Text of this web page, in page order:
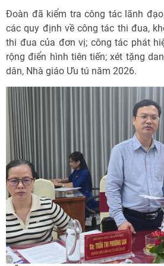
Đoàn đã kiểm tra công tác lãnh
các quy định về công tác thi đua,
thi đua của đơn vị; công tác phát
rộng điển hình tiên tiến; xét tặng
dân, Nhà giáo Ưu tú năm 2026.